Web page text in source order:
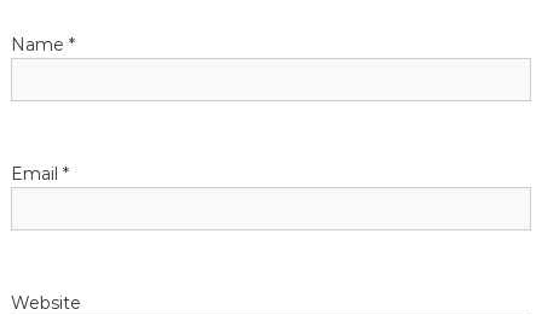
i
o
n
Name *
Email *
Website